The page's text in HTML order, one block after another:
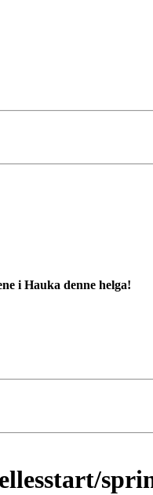
i Hauka denne helga!